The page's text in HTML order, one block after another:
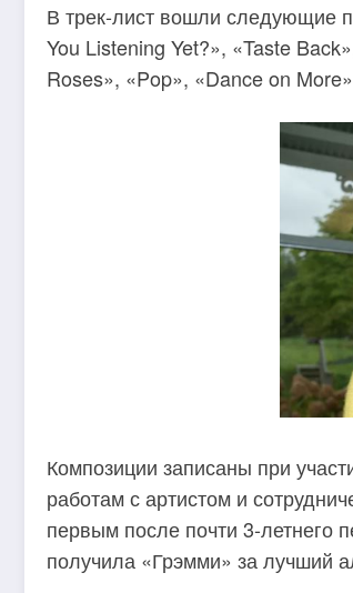
В трек-лист вошли следующие
You Listening Yet?», «Taste
Roses», «Pop», «Dance on
Композиции записаны при
работам с артистом и
первым после почти 3-летнего
получила «Грэмми» за лучший